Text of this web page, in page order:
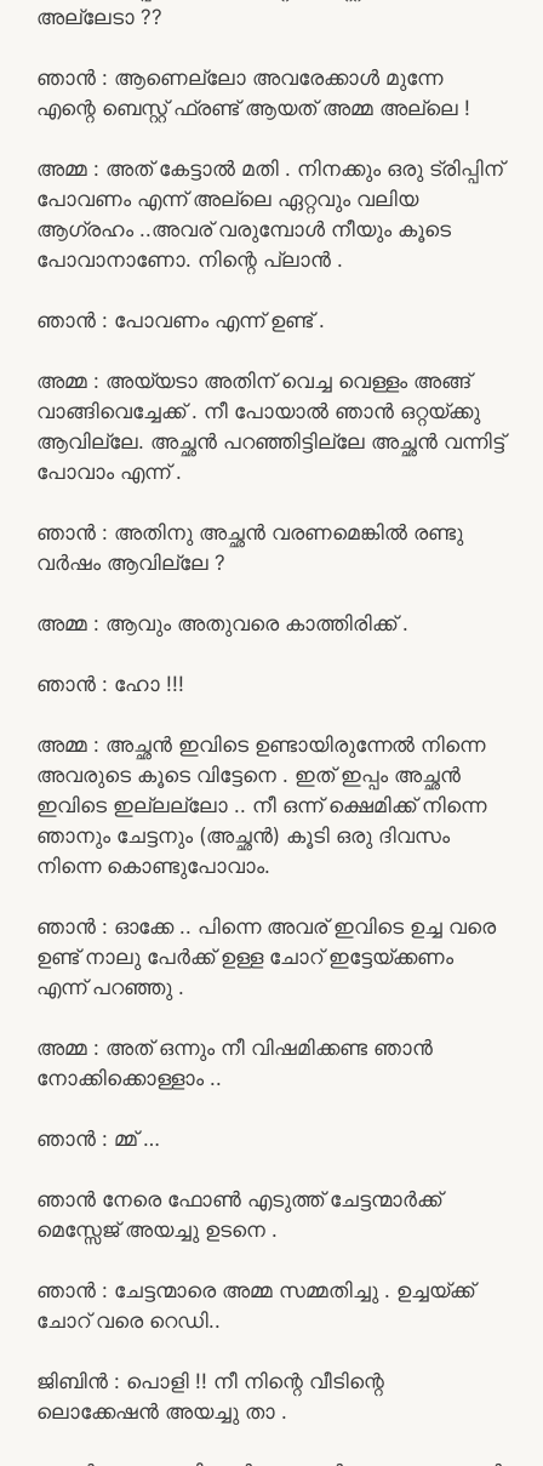
അല്ലേടാ ??
ഞാൻ : ആണെല്ലോ അവരേക്കാൾ മുന്നേ
എന്റെ ബെസ്റ്റ് ഫ്രണ്ട് ആയത് അമ്മ അല്ലെ !
അമ്മ : അത്‌ കേട്ടാൽ മതി . നിനക്കും ഒരു ട്രിപ്പിന്
പോവണം എന്ന് അല്ലെ ഏറ്റവും വലിയ
ആഗ്രഹം ..അവര് വരുമ്പോൾ നീയും കൂടെ
പോവാനാണോ. നിന്റെ പ്ലാൻ .
ഞാൻ : പോവണം എന്ന് ഉണ്ട് .
അമ്മ : അയ്യടാ അതിന്‌ വെച്ച വെള്ളം അങ്ങ്
വാങ്ങിവെച്ചേക്ക് . നീ പോയാൽ ഞാൻ ഒറ്റയ്ക്കു
ആവില്ലേ. അച്ഛൻ പറഞ്ഞിട്ടില്ലേ അച്ഛൻ വന്നിട്ട്
പോവാം എന്ന് .
ഞാൻ : അതിനു അച്ഛൻ വരണമെങ്കിൽ രണ്ടു
വർഷം ആവില്ലേ ?
അമ്മ : ആവും അതുവരെ കാത്തിരിക്ക് .
ഞാൻ : ഹോ !!!
അമ്മ : അച്ഛൻ ഇവിടെ ഉണ്ടായിരുന്നേൽ നിന്നെ
അവരുടെ കൂടെ വിട്ടേനെ . ഇത് ഇപ്പം അച്ഛൻ
ഇവിടെ ഇല്ലല്ലോ .. നീ ഒന്ന് ക്ഷെമിക്ക് നിന്നെ
ഞാനും ചേട്ടനും (അച്ഛൻ) കൂടി ഒരു ദിവസം
നിന്നെ കൊണ്ടുപോവാം.
ഞാൻ : ഓക്കേ .. പിന്നെ അവര് ഇവിടെ ഉച്ച വരെ
ഉണ്ട് നാലു പേർക്ക് ഉള്ള ചോറ് ഇട്ടേയ്ക്കണം
എന്ന് പറഞ്ഞു .
അമ്മ : അത് ഒന്നും നീ വിഷമിക്കണ്ട ഞാൻ
നോക്കിക്കൊള്ളാം ..
ഞാൻ : മ്മ് …
ഞാൻ നേരെ ഫോൺ എടുത്ത് ചേട്ടന്മാർക്ക്
മെസ്സേജ് അയച്ചു ഉടനെ .
ഞാൻ : ചേട്ടന്മാരെ അമ്മ സമ്മതിച്ചു . ഉച്ചയ്ക്ക്
ചോറ് വരെ റെഡി..
ജിബിൻ : പൊളി !! നീ നിന്റെ വീടിന്റെ
ലൊക്കേഷൻ അയച്ചു താ .